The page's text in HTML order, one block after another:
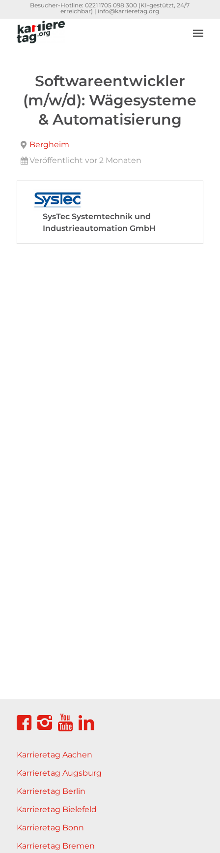
Besucher-Hotline:0221 1705 098 300 (KI-gestützt, 24/7
erreichbar) | info@karrieretag.org
Softwareentwickler
(m/w/d): Wägesysteme
& Automatisierung
Bergheim
Veröffentlicht vor 2 Monaten
SysTec Systemtechnik und
Industrieautomation GmbH
Karrieretag Aachen
Karrieretag Augsburg
Karrieretag Berlin
Karrieretag Bielefeld
Karrieretag Bonn
Karrieretag Bremen